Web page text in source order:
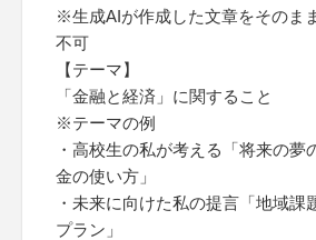
※生成AIが作成した文章をそのま
不可
【テーマ】
「金融と経済」に関すること
※テーマの例
・高校生の私が考える「将来の夢
金の使い方」
・未来に向けた私の提言「地域課
プラン」